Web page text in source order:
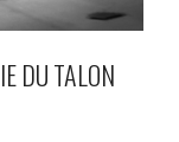
DU TALON